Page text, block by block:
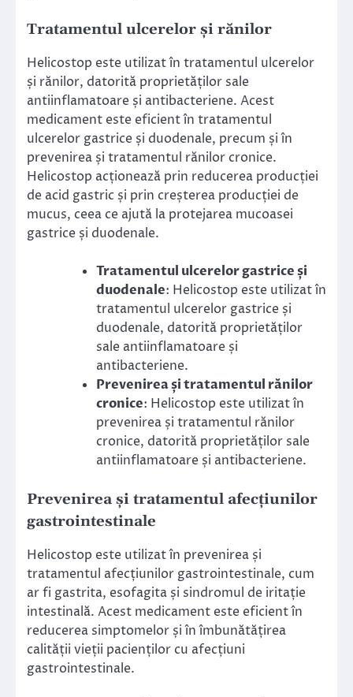
Tratamentul ulcerelor și rănilor
Helicostop este utilizat în tratamentul ulcerelor
și rănilor, datorită proprietăților sale
antiinflamatoare și antibacteriene. Acest
medicament este eficient în tratamentul
ulcerelor gastrice și duodenale, precum și în
prevenirea și tratamentul rănilor cronice.
Helicostop acționează prin reducerea producției
de acid gastric și prin creșterea producției de
mucus, ceea ce ajută la protejarea mucoasei
gastrice și duodenale.
Tratamentul ulcerelor gastrice și
duodenale: Helicostop este utilizat în
tratamentul ulcerelor gastrice și
duodenale, datorită proprietăților
sale antiinflamatoare și
antibacteriene.
Prevenirea și tratamentul rănilor
cronice: Helicostop este utilizat în
prevenirea și tratamentul rănilor
cronice, datorită proprietăților sale
antiinflamatoare și antibacteriene.
Prevenirea și tratamentul afecțiunilor
gastrointestinale
Helicostop este utilizat în prevenirea și
tratamentul afecțiunilor gastrointestinale, cum
ar fi gastrita, esofagita și sindromul de iritație
intestinală. Acest medicament este eficient în
reducerea simptomelor și în îmbunătățirea
calității vieții pacienților cu afecțiuni
gastrointestinale.